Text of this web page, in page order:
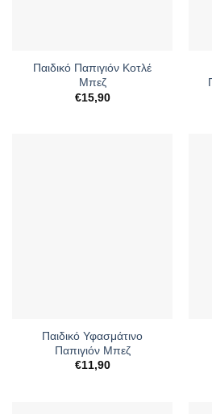
Παιδικό Παπιγιόν Κοτλέ
Μπεζ
€15,90
Παιδικό Υφασμάτινο
Παπιγιόν Μπεζ
€11,90